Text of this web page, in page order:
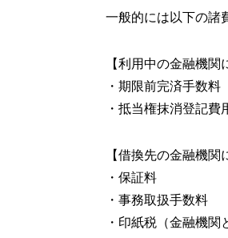
一般的には以下の諸
【利用中の金融機関
・期限前完済手数
・抵当権抹消登記
【借換先の金融機関
・保証料
・事務取扱手数料
・印紙税（金融機関